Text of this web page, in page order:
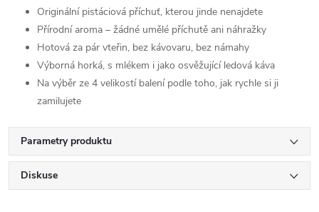
Originální pistáciová příchuť, kterou jinde nenajdete
Přírodní aroma – žádné umělé příchutě ani náhražky
Hotová za pár vteřin, bez kávovaru, bez námahy
Výborná horká, s mlékem i jako osvěžující ledová káva
Na výběr ze 4 velikostí balení podle toho, jak rychle si ji
zamilujete
Parametry produktu
Diskuse